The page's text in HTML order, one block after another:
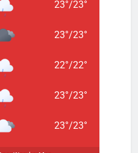
23°/23°
23°/23°
22°/22°
23°/23°
23°/23°